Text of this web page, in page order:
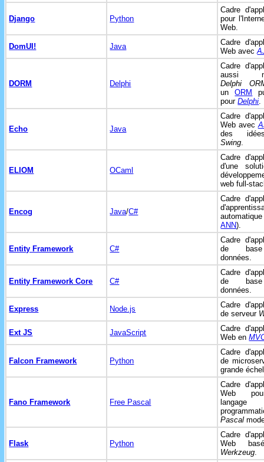
Django Python
Cadre
pour
Web.
DomUI! Java
Cadre
Web avec
DORM Delphi
Cadre
aussi
Delphi
unORM
pourDelphi.
Echo Java
Cadre
Web avec
des
Swing.
ELIOM OCaml
Cadre
d'une
web full-
Encog Java/C#
Cadre
ANN).
Entity Framework C#
Cadre
de
données.
Entity Framework Core C#
Cadre
de
données.
Express Node.js
Cadre
de serveur
Ext JS JavaScript
Cadre
Web en
Falcon Framework Python
Cadre
de
grande
Fano Framework Free Pascal
Cadre
Web
Pascal
Flask Python
Cadre
Web
Werkzeug.